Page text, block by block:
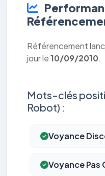
Référencement
jour le10/09/2010.
Mots-clés
Robot) :
Voyance
Voyance Pas